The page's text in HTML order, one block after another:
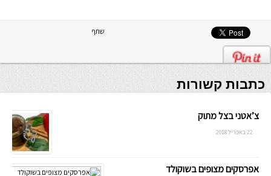
שתף
כתבות קשורות
צ’אטני בצל מתוק
22 באפריל 2018
אפרסקים מצופים בשוקולד